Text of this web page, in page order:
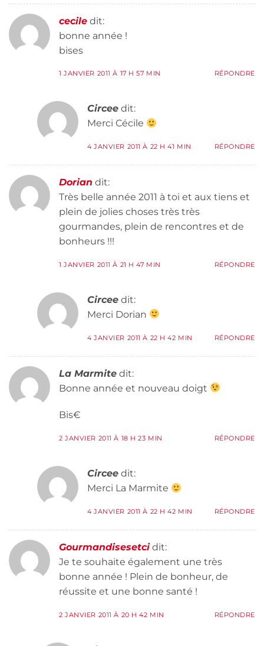
cecile dit:
bonne année !
bises
1 JANVIER 2011 À 17 H 57 MIN RÉPONDRE
Circee dit:
Merci Cécile
4 JANVIER 2011 À 22 H 41 MIN RÉPONDRE
Dorian dit:
Très belle année 2011 à toi et aux tiens et
plein de jolies choses très très
gourmandes, plein de rencontres et de
bonheurs !!!
1 JANVIER 2011 À 21 H 47 MIN RÉPONDRE
Circee dit:
Merci Dorian
4 JANVIER 2011 À 22 H 42 MIN RÉPONDRE
La Marmite dit:
Bonne année et nouveau doigt
Bis€
2 JANVIER 2011 À 18 H 23 MIN RÉPONDRE
Circee dit:
Merci La Marmite
4 JANVIER 2011 À 22 H 42 MIN RÉPONDRE
Gourmandisesetci dit:
Je te souhaite également une très
bonne année ! Plein de bonheur, de
réussite et une bonne santé !
2 JANVIER 2011 À 20 H 42 MIN RÉPONDRE